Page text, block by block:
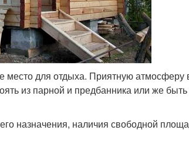
место для отдыха. Приятную атмосферу
из парной и предбанника или же
назначения, наличия свободной